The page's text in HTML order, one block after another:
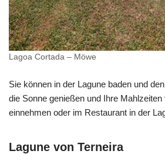
Lagoa Cortada – Möwe
Sie können in der Lagune baden und
die Sonne genießen und Ihre
einnehmen oder im Restaurant in der
Lagune von Terneira